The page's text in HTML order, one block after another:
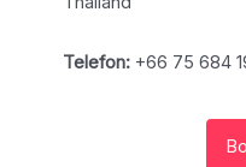
Telefon:+66 75 684